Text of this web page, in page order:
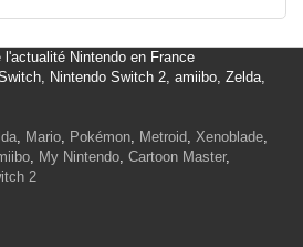
Nintendo en France
Nintendo Switch 2, amiibo, Zelda,
, Mario, Pokémon, Metroid, Xenoblade,
, My Nintendo, Cartoon Master,
2